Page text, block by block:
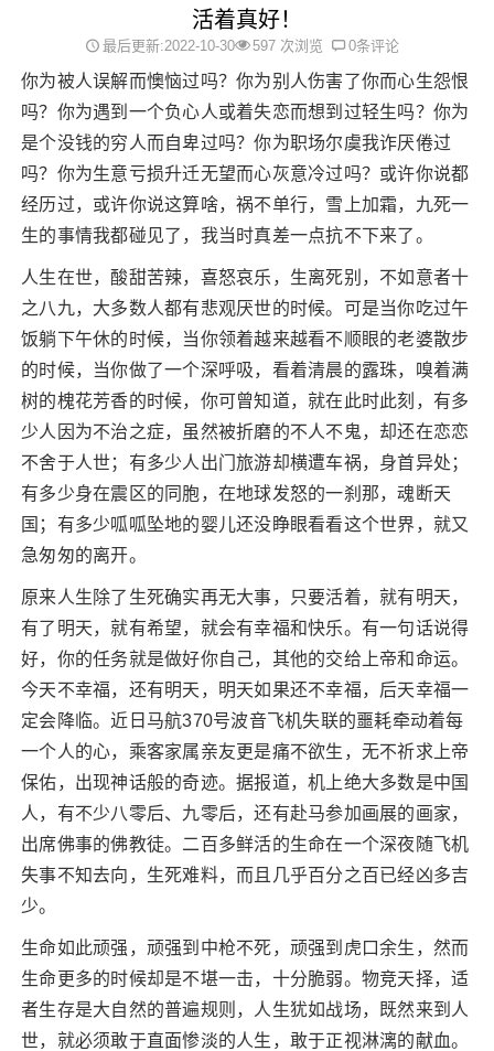
活着真好！
最后更新:2022-10-30 597 次浏览 0条评论
你为被人误解而懊恼过吗？你为别人伤害了你而心生怨恨
吗？你为遇到一个负心人或着失恋而想到过轻生吗？你为
是个没钱的穷人而自卑过吗？你为职场尔虞我诈厌倦过
吗？你为生意亏损升迁无望而心灰意冷过吗？或许你说都
经历过，或许你说这算啥，祸不单行，雪上加霜，九死一
生的事情我都碰见了，我当时真差一点抗不下来了。
人生在世，酸甜苦辣，喜怒哀乐，生离死别，不如意者十
之八九，大多数人都有悲观厌世的时候。可是当你吃过午
饭躺下午休的时候，当你领着越来越看不顺眼的老婆散步
的时候，当你做了一个深呼吸，看着清晨的露珠，嗅着满
树的槐花芳香的时候，你可曾知道，就在此时此刻，有多
少人因为不治之症，虽然被折磨的不人不鬼，却还在恋恋
不舍于人世；有多少人出门旅游却横遭车祸，身首异处；
有多少身在震区的同胞，在地球发怒的一刹那，魂断天
国；有多少呱呱坠地的婴儿还没睁眼看看这个世界，就又
急匆匆的离开。
原来人生除了生死确实再无大事，只要活着，就有明天，
有了明天，就有希望，就会有幸福和快乐。有一句话说得
好，你的任务就是做好你自己，其他的交给上帝和命运。
今天不幸福，还有明天，明天如果还不幸福，后天幸福一
定会降临。近日马航370号波音飞机失联的噩耗牵动着每
一个人的心，乘客家属亲友更是痛不欲生，无不祈求上帝
保佑，出现神话般的奇迹。据报道，机上绝大多数是中国
人，有不少八零后、九零后，还有赴马参加画展的画家，
出席佛事的佛教徒。二百多鲜活的生命在一个深夜随飞机
失事不知去向，生死难料，而且几乎百分之百已经凶多吉
少。
生命如此顽强，顽强到中枪不死，顽强到虎口余生，然而
生命更多的时候却是不堪一击，十分脆弱。物竞天择，适
者生存是大自然的普遍规则，人生犹如战场，既然来到人
世，就必须敢于直面惨淡的人生，敢于正视淋漓的献血。